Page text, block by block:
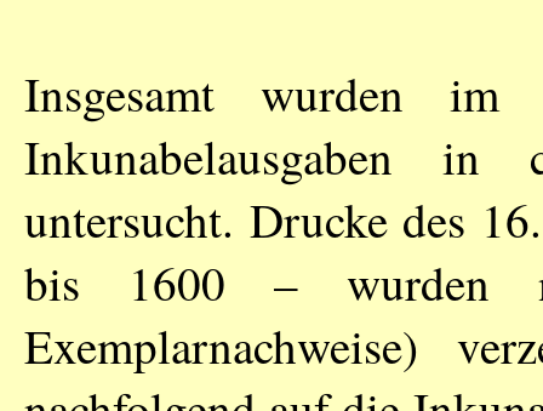
Insgesamt wurden
Inkunabelausgaben
untersucht. Drucke des
bis 1600 – wurden
Exemplarnachweise)